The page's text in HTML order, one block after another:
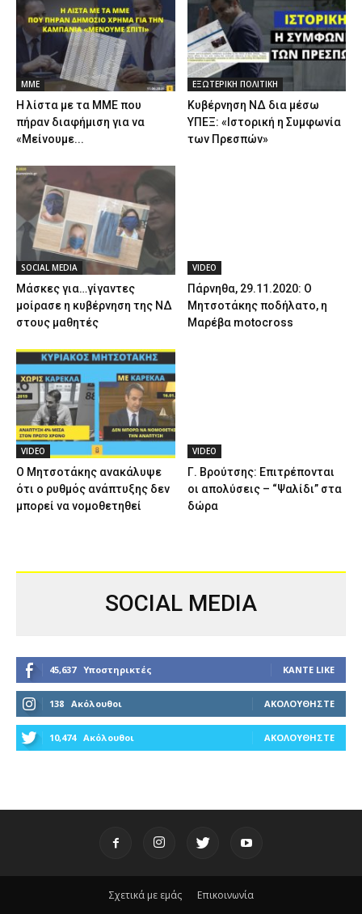
ΜΜΕ
Η λίστα με τα ΜΜΕ που
πήραν διαφήμιση για να
«Μείνουμε...
ΕΞΩΤΕΡΙΚΗ ΠΟΛΙΤΙΚΗ
Κυβέρνηση ΝΔ δια μέσω
ΥΠΕΞ: «Ιστορική η Συμφωνία
των Πρεσπών»
SOCIAL MEDIA
Μάσκες για…γίγαντες
μοίρασε η κυβέρνηση της ΝΔ
στους μαθητές
VIDEO
Πάρνηθα, 29.11.2020: Ο
Μητσοτάκης ποδήλατο, η
Μαρέβα motocross
VIDEO
Ο Μητσοτάκης ανακάλυψε
ότι ο ρυθμός ανάπτυξης δεν
μπορεί να νομοθετηθεί
VIDEO
Γ. Βρούτσης: Επιτρέπονται
οι απολύσεις – “Ψαλίδι” στα
δώρα
SOCIAL MEDIA
45,637 Υποστηρικτές ΚΆΝΤΕ LIKE
138 Ακόλουθοι ΑΚΟΛΟΥΘΉΣΤΕ
10,474 Ακόλουθοι ΑΚΟΛΟΥΘΉΣΤΕ
Σχετικά με εμάς Επικοινωνία